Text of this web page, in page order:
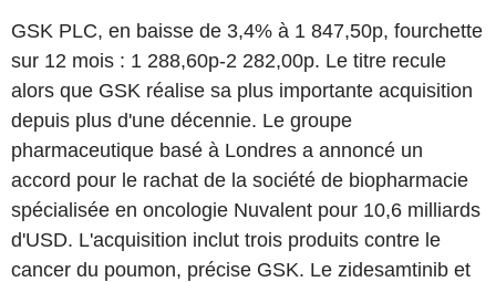
GSK PLC, en baisse de 3,4% à 1 847,50p, fourchette
sur 12 mois : 1 288,60p-2 282,00p. Le titre recule
alors que GSK réalise sa plus importante acquisition
depuis plus d'une décennie. Le groupe
pharmaceutique basé à Londres a annoncé un
accord pour le rachat de la société de biopharmacie
spécialisée en oncologie Nuvalent pour 10,6 milliards
d'USD. L'acquisition inclut trois produits contre le
cancer du poumon, précise GSK. Le zidesamtinib et